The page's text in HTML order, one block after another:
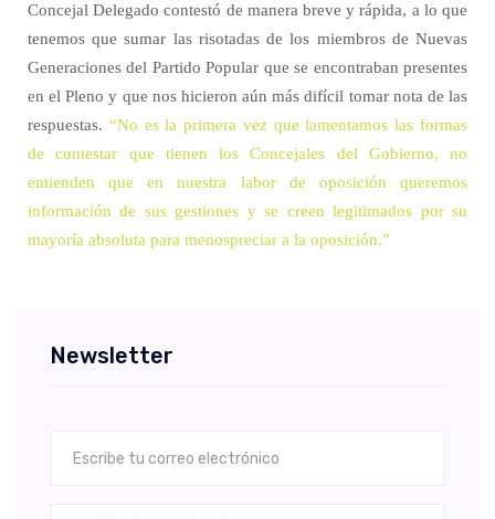
Concejal Delegado contestó de manera breve y rápida, a lo que
tenemos que sumar las risotadas de los miembros de Nuevas
Generaciones del Partido Popular que se encontraban presentes
en el Pleno y que nos hicieron aún más difícil tomar nota de las
respuestas. “No es la primera vez que lamentamos las formas
de contestar que tienen los Concejales del Gobierno, no
entienden que en nuestra labor de oposición queremos
información de sus gestiones y se creen legitimados por su
mayoría absoluta para menospreciar a la oposición.”
Newsletter